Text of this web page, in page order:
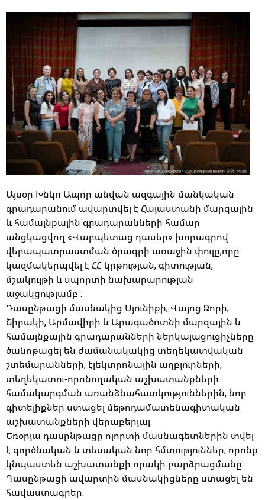
Այսօր Խնկո Ապոր անվան ազգային մանկական
գրադարանում ավարտվել է Հայաստանի մարզային
և համայնքային գրադարանների համար
անցկացվող «Վարպետաց դասեր» խորագրով
վերապատրաստման ծրագրի առաջին փուլը,որը
կազմակերպվել է ՀՀ կրթության, գիտության,
մշակույթի և սպորտի նախարարության
աջակցությամբ :
Դասընթացի մասնակից Սյունիքի, Վայոց Ձորի,
Շիրակի, Արմավիրի և Արագածոտնի մարզային և
համայնքային գրադարանների ներկայացուցիչները
ծանոթացել են ժամանակակից տեղեկատվական
շտեմարանների, էլեկտրոնային աղբյուրների,
տեղեկատու-որոնողական աշխատանքների
համակարգման առանձնահատկություններին, նոր
գիտելիքներ ստացել մեթոդամատենագիտական
աշխատանքների վերաբերյալ:
Եռօրյա դասընթացը ոլորտի մասնագետներին տվել
է գործնական և տեսական նոր հմտություններ, որոնք
կնպաստեն աշխատանքի որակի բարձրացմանը:
Դասընթացի ավարտին մասնակիցները ստացել են
հավաստագրեր: